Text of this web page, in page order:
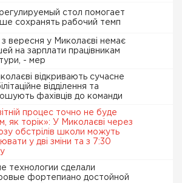
стол помогает
сохранять рабочий темп
вересня у Миколаєві немає
на зарплати працівникам
- мер
відкривають сучасне
відділення та
фахівців до команди
процес точно не буде
як торік»: У Миколаєві через
обстрілів школи можуть
у дві зміни та з 7:30
технологии сделали
фортепиано достойной